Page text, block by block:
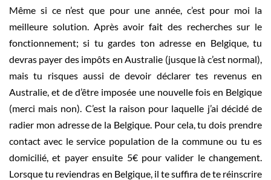
Même si ce n’est que pour une année, c’est pour moi la
meilleure solution. Après avoir fait des recherches sur le
fonctionnement; si tu gardes ton adresse en Belgique, tu
devras payer des impôts en Australie (jusque là c’est normal),
mais tu risques aussi de devoir déclarer tes revenus en
Australie, et de d’être imposée une nouvelle fois en Belgique
(merci mais non). C’est la raison pour laquelle j’ai décidé de
radier mon adresse de la Belgique. Pour cela, tu dois prendre
contact avec le service population de la commune ou tu es
domicilié, et payer ensuite 5€‎ pour valider le changement.
Lorsque tu reviendras en Belgique, il te suffira de te réinscrire